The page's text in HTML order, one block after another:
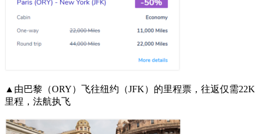
▲由巴黎（ORY）飞往纽约（JFK）的里程票，往返仅需22K
里程，法航执飞